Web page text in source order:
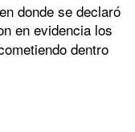
donde se declaró
en evidencia los
dentro